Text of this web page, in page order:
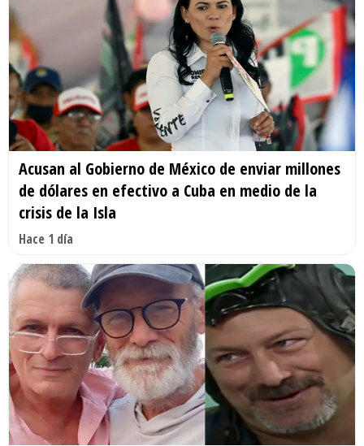
Acusan al Gobierno de México de enviar millones
de dólares en efectivo a Cuba en medio de la
crisis de la Isla
Hace 1 día